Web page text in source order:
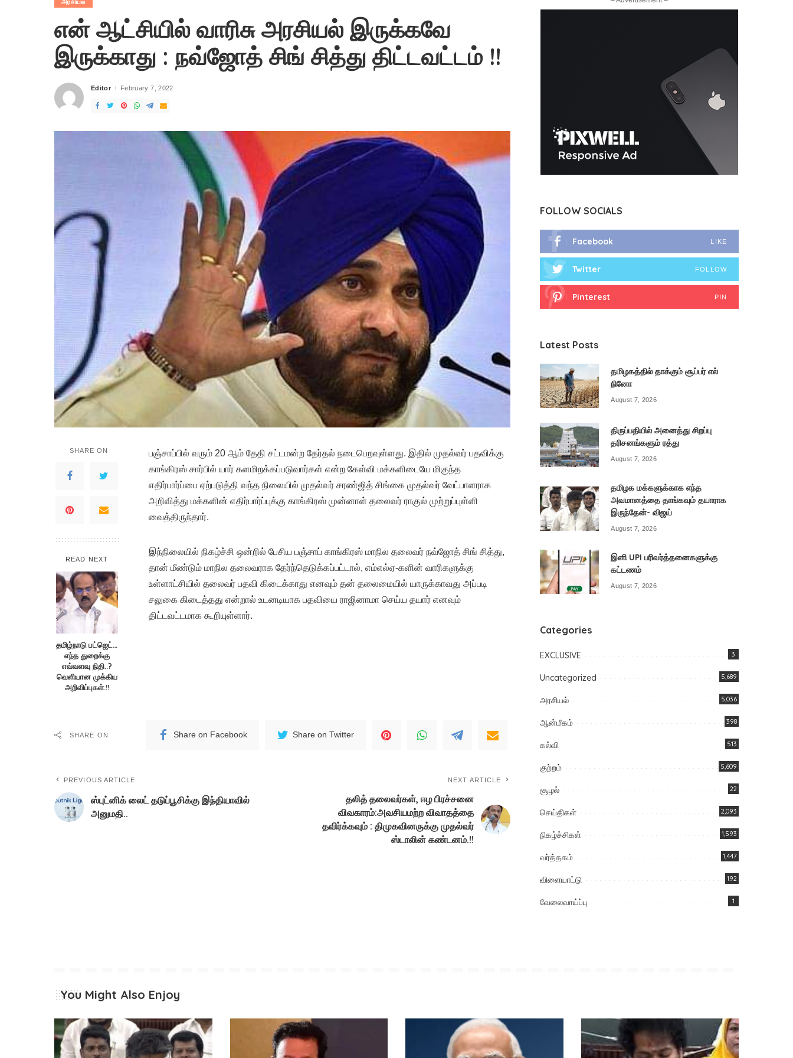
அரசியல்
என் ஆட்சியில் வாரிசு அரசியல் இருக்கவே
இருக்காது : நவ்ஜோத் சிங் சித்து திட்டவட்டம் !!
Posted
Editor February 7, 2022
SHARE ON
READ NEXT
தமிழ்நாடு பட்ஜெட்…
எந்த துறைக்கு
எவ்வளவு நிதி..?
வெளியான முக்கிய
அறிவிப்புகள்.!!
பஞ்சாப்பில் வரும் 20 ஆம் தேதி சட்டமன்ற தேர்தல் நடைபெறவுள்ளது. இதில் முதல்வர் பதவிக்கு
காங்கிரஸ் சார்பில் யார் களமிறக்கப்படுவார்கள் என்ற கேள்வி மக்களிடையே மிகுந்த
எதிர்பார்ப்பை ஏற்படுத்தி வந்த நிலையில் முதல்வர் சரண்ஜித் சிங்கை முதல்வர் வேட்பாளராக
அறிவித்து மக்களின் எதிர்பார்ப்புக்கு காங்கிரஸ் முன்னாள் தலைவர் ராகுல் முற்றுப்புள்ளி
வைத்திருந்தார்.
இந்நிலையில் நிகழ்ச்சி ஒன்றில் பேசிய பஞ்சாப் காங்கிரஸ் மாநில தலைவர் நவ்ஜோத் சிங் சித்து,
தான் மீண்டும் மாநில தலைவராக தேர்ந்தெடுக்கப்பட்டால், எம்எல்ஏ-களின் வாரிகளுக்கு
உள்ளாட்சியில் தலைவர் பதவி கிடைக்காது எனவும் தன் தலைமையில் யாருக்காவது அப்படி
சலுகை கிடைத்தது என்றால் உடனடியாக பதவியை ராஜினாமா செய்ய தயார் எனவும்
திட்டவட்டமாக கூறியுள்ளார்.
SHARE ON Share on Facebook Share on Twitter
PREVIOUS ARTICLE
ஸ்புட்னிக் லைட் தடுப்பூசிக்கு இந்தியாவில்
அனுமதி..
NEXT ARTICLE
தலித் தலைவர்கள், ஈழ பிரச்சனை
விவகாரம்:அவசியமற்ற விவாதத்தை
தவிர்க்கவும் : திமுகவினருக்கு முதல்வர்
ஸ்டாலின் கண்டனம்.!!
FOLLOW SOCIALS
Facebook LIKE
Twitter FOLLOW
Pinterest PIN
Latest Posts
தமிழகத்தில் தாக்கும் சூப்பர் எல்
நினோ
August 7, 2026
திருப்பதியில் அனைத்து சிறப்பு
தரிசனங்களும் ரத்து
August 7, 2026
தமிழக மக்களுக்காக எந்த
அவமானத்தை தாங்கவும் தயாராக
இருந்தேன்- விஜய்
August 7, 2026
இனி UPI பரிவர்த்தனைகளுக்கு
கட்டணம்
August 7, 2026
Categories
EXCLUSIVE 3
Uncategorized 5,689
அரசியல் 5,036
ஆன்மீகம் 398
கல்வி 513
குற்றம் 5,609
சூழல் 22
செய்திகள் 2,093
நிகழ்ச்சிகள் 1,593
வர்த்தகம் 1,447
விளையாட்டு 192
வேலைவாய்ப்பு 1
You Might Also Enjoy